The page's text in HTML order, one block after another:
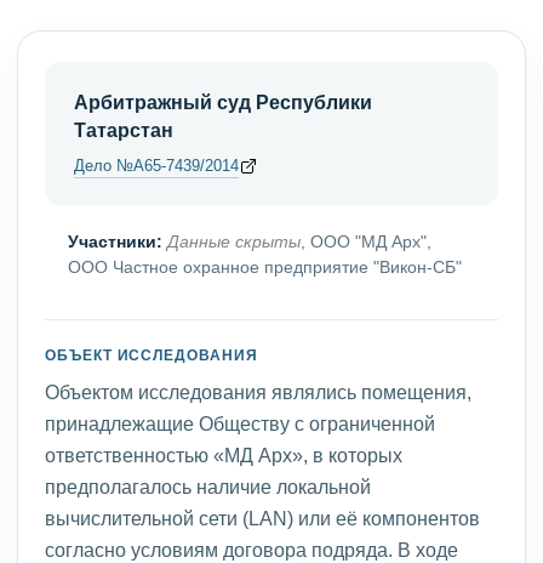
Арбитражный суд Республики
Татарстан
Дело №А65-7439/2014
Участники: Данные скрыты, ООО "МД Арх",
ООО Частное охранное предприятие "Викон-СБ"
ОБЪЕКТ ИССЛЕДОВАНИЯ
Объектом исследования являлись помещения,
принадлежащие Обществу с ограниченной
ответственностью «МД Арх», в которых
предполагалось наличие локальной
вычислительной сети (LAN) или её компонентов
согласно условиям договора подряда. В ходе